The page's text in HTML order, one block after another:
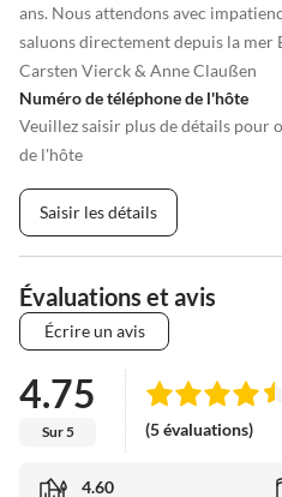
ans. Nous attendons avec
saluons directement depuis la mer
Carsten Vierck & Anne Claußen
Numéro de téléphone de l'hôte
Veuillez saisir plus de détails pour
de l'hôte
Saisir les détails
Évaluations et avis
Écrire un avis
4.75
Sur 5 (5 évaluations)
4.60